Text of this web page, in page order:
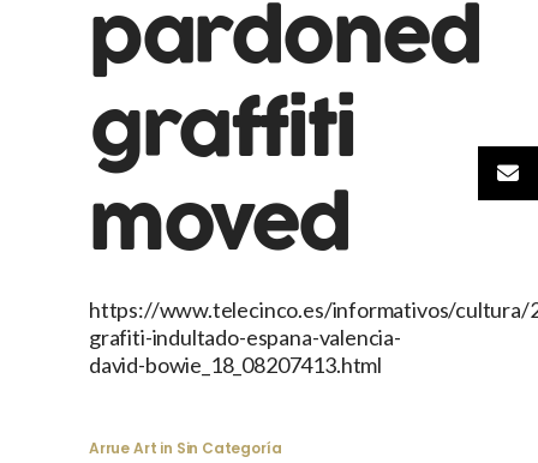
pardoned
graffiti
moved
https://www.telecinco.es/informativos/cultura/
grafiti-indultado-espana-valencia-
david-bowie_18_08207413.html
Arrue Art in Sin Categoría